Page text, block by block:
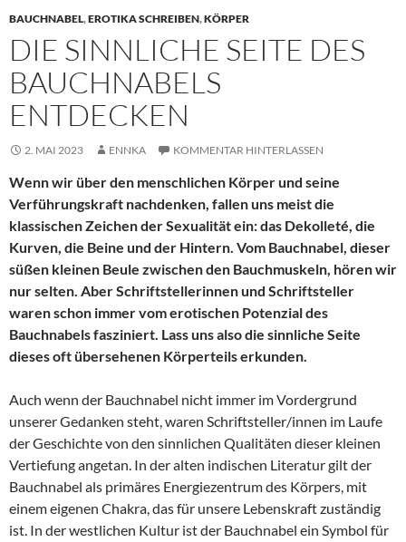
BAUCHNABEL,EROTIKA SCHREIBEN,KÖRPER
DIE SINNLICHE SEITE DES
BAUCHNABELS
ENTDECKEN
2. MAI 2023 ENNKA KOMMENTAR HINTERLASSEN
Wenn wir über den menschlichen Körper und seine
Verführungskraft nachdenken, fallen uns meist die
klassischen Zeichen der Sexualität ein: das Dekolleté, die
Kurven, die Beine und der Hintern. Vom Bauchnabel, dieser
süßen kleinen Beule zwischen den Bauchmuskeln, hören wir
nur selten. Aber Schriftstellerinnen und Schriftsteller
waren schon immer vom erotischen Potenzial des
Bauchnabels fasziniert. Lass uns also die sinnliche Seite
dieses oft übersehenen Körperteils erkunden.
Auch wenn der Bauchnabel nicht immer im Vordergrund
unserer Gedanken steht, waren Schriftsteller/innen im Laufe
der Geschichte von den sinnlichen Qualitäten dieser kleinen
Vertiefung angetan. In der alten indischen Literatur gilt der
Bauchnabel als primäres Energiezentrum des Körpers, mit
einem eigenen Chakra, das für unsere Lebenskraft zuständig
ist. In der westlichen Kultur ist der Bauchnabel ein Symbol für